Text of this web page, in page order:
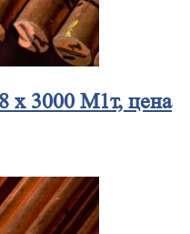
3000 М1т, цена